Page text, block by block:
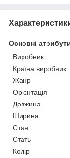
Основні атрибути
Виробник
Країна виробник
Жанр
Орієнтація
Довжина
Ширина
Стан
Стать
Колір